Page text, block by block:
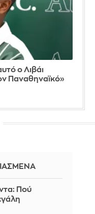
ο Λιβάι
Παναθηναϊκό»
Πού